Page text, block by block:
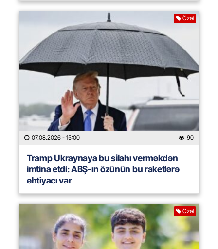
Özəl
07.08.2026 - 15:00 90
Tramp Ukraynaya bu silahı verməkdən
imtina etdi: ABŞ-ın özünün bu raketlərə
ehtiyacı var
Özəl